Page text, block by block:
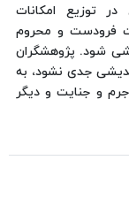
توزیع امکانات
فرودست و محروم
شود. پژوهشگران
جدی نشود، به
و جنایت و دیگر